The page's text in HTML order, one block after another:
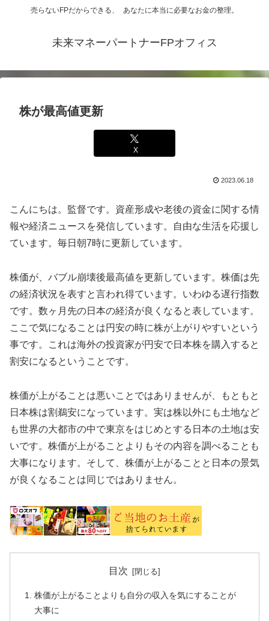
売らないFPだからできる、 あなたに本当に必要なお金の整理。
未来マネーパートナーFPオフィス
株が最高値更新
X
2023.06.18
こんにちは。監督です。資産形成や老後の資金に関する情
報や経済ニュースを発信しています。自由な生活を応援し
ています。毎日朝7時に更新しています。
株価が、バブル崩壊後最高値を更新しています。株価は先
の経済状況を表すと言われ得ています。いわゆる遅行指数
です。数ヶ月先の日本の経済が良くなると表しています。
ここで気になることは円安の時に株が上がりやすいという
事です。これは海外の投資家が円安で日本株を購入すると
割安になるということです。
株価が上がることは悪いことではありませんが、もともと
日本株は割鵜安になっています。実は株以外にも土地など
も世界の大都市の中で東京をはじめとする日本の土地は安
いです。株価が上がることよりもその内容を調べることも
大事になります。そして、株価が上がることと日本の景気
が良くなることは同じではありません。
目次
株価が上がることよりも自分の収入を気にすることが
大事に